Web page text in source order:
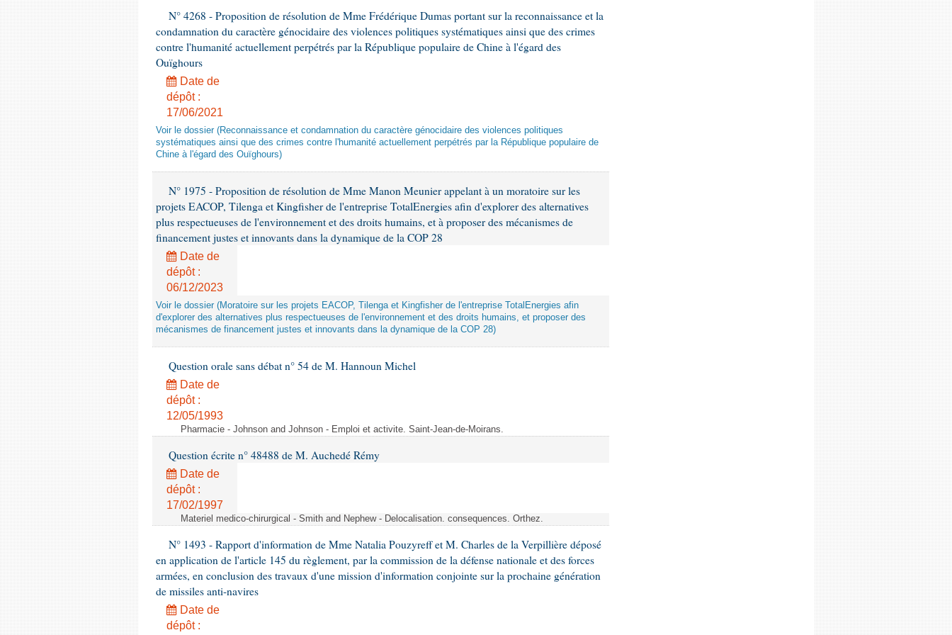
N° 4268 - Proposition de résolution de Mme Frédérique Dumas portant sur la reconnaissance et la
condamnation du caractère génocidaire des violences politiques systématiques ainsi que des crimes
contre l'humanité actuellement perpétrés par la République populaire de Chine à l'égard des
Ouïghours
Date de
dépôt :
17/06/2021
Voir le dossier (Reconnaissance et condamnation du caractère génocidaire des violences politiques
systématiques ainsi que des crimes contre l'humanité actuellement perpétrés par la République populaire de
Chine à l'égard des Ouïghours)
N° 1975 - Proposition de résolution de Mme Manon Meunier appelant à un moratoire sur les
projets EACOP, Tilenga et Kingfisher de l'entreprise TotalEnergies afin d'explorer des alternatives
plus respectueuses de l'environnement et des droits humains, et à proposer des mécanismes de
financement justes et innovants dans la dynamique de la COP 28
Date de
dépôt :
06/12/2023
Voir le dossier (Moratoire sur les projets EACOP, Tilenga et Kingfisher de l'entreprise TotalEnergies afin
d'explorer des alternatives plus respectueuses de l'environnement et des droits humains, et proposer des
mécanismes de financement justes et innovants dans la dynamique de la COP 28)
Question orale sans débat n° 54 de M. Hannoun Michel
Date de
dépôt :
12/05/1993
Pharmacie - Johnson and Johnson - Emploi et activite. Saint-Jean-de-Moirans.
Question écrite n° 48488 de M. Auchedé Rémy
Date de
dépôt :
17/02/1997
Materiel medico-chirurgical - Smith and Nephew - Delocalisation. consequences. Orthez.
N° 1493 - Rapport d'information de Mme Natalia Pouzyreff et M. Charles de la Verpillière déposé
en application de l'article 145 du règlement, par la commission de la défense nationale et des forces
armées, en conclusion des travaux d'une mission d'information conjointe sur la prochaine génération
de missiles anti-navires
Date de
dépôt :